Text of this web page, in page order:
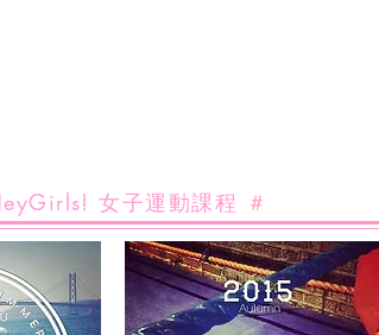
女子運動課程 ＃